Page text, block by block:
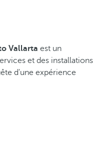
Vallarta est un
et des installations
d'une expérience